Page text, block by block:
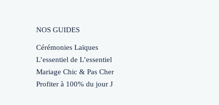
NOS GUIDES
Cérémonies Laïques
L’essentiel de L’essentiel
Mariage Chic & Pas Cher
Profiter à 100% du jour J